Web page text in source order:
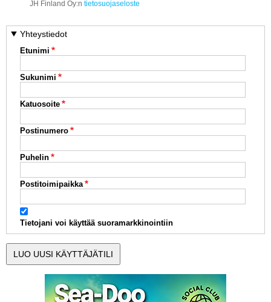
MEDIATIEDOT
YHTEYSTIEDOT
JH Finland Oy:ntietosuojaseloste
Yhteystiedot
Etunimi
Sukunimi
Katuosoite
Postinumero
Puhelin
Postitoimipaikka
Tietojani voi käyttää suoramarkkinointiin